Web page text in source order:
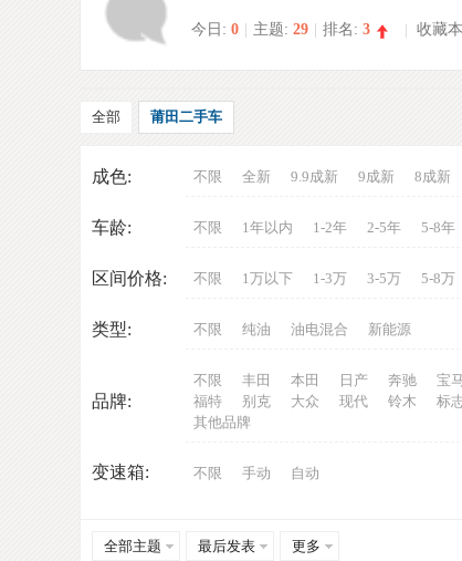
网
› ›
今日: 0 主题: 29 排名: 3 | 收藏
全部 莆田二手车
成色: 不限 全新 9.9成新 9成新 8成新
车龄: 不限 1年以内 1-2年 2-5年 5-8年
区间价格: 不限 1万以下 1-3万 3-5万 5-8万
类型: 不限 纯油 油电混合 新能源
品牌:
不限 丰田 本田 日产 奔驰 宝
福特
别克 大众 现代 铃木 标
其他品牌
变速箱: 不限 手动 自动
全部主题 最后发表 更多